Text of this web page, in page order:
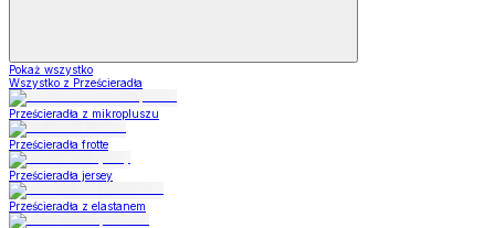
Pokaż wszystko
Wszystko z Prześcieradła
Prześcieradła z mikropluszu
Prześcieradła frotte
Prześcieradła jersey
Prześcieradła z elastanem